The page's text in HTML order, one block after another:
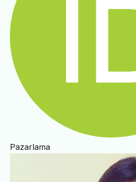
Pazarlama